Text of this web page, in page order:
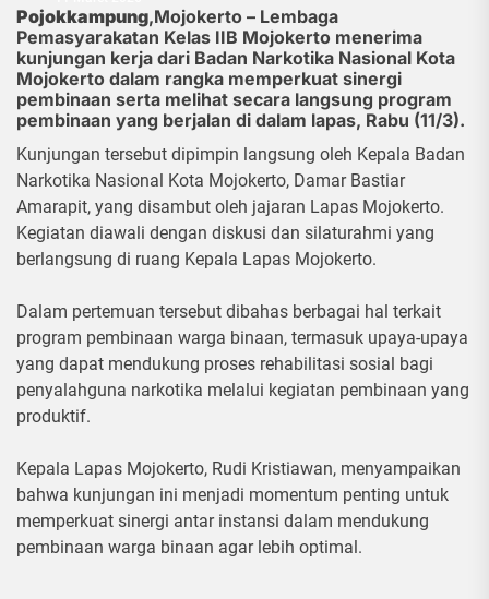
Pojokkampung,Mojokerto – Lembaga
Pemasyarakatan Kelas IIB Mojokerto menerima
kunjungan kerja dari Badan Narkotika Nasional Kota
Mojokerto dalam rangka memperkuat sinergi
pembinaan serta melihat secara langsung program
pembinaan yang berjalan di dalam lapas, Rabu (11/3).
Kunjungan tersebut dipimpin langsung oleh Kepala Badan
Narkotika Nasional Kota Mojokerto, Damar Bastiar
Amarapit, yang disambut oleh jajaran Lapas Mojokerto.
Kegiatan diawali dengan diskusi dan silaturahmi yang
berlangsung di ruang Kepala Lapas Mojokerto.
Dalam pertemuan tersebut dibahas berbagai hal terkait
program pembinaan warga binaan, termasuk upaya-upaya
yang dapat mendukung proses rehabilitasi sosial bagi
penyalahguna narkotika melalui kegiatan pembinaan yang
produktif.
Kepala Lapas Mojokerto, Rudi Kristiawan, menyampaikan
bahwa kunjungan ini menjadi momentum penting untuk
memperkuat sinergi antar instansi dalam mendukung
pembinaan warga binaan agar lebih optimal.